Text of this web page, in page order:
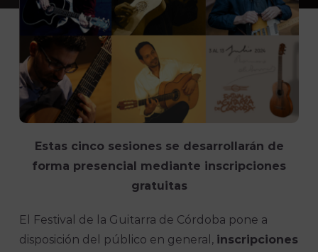
Estas cinco sesiones se desarrollarán de
forma presencial mediante inscripciones
gratuitas
El Festival de la Guitarra de Córdoba pone a
disposición del público en general, inscripciones